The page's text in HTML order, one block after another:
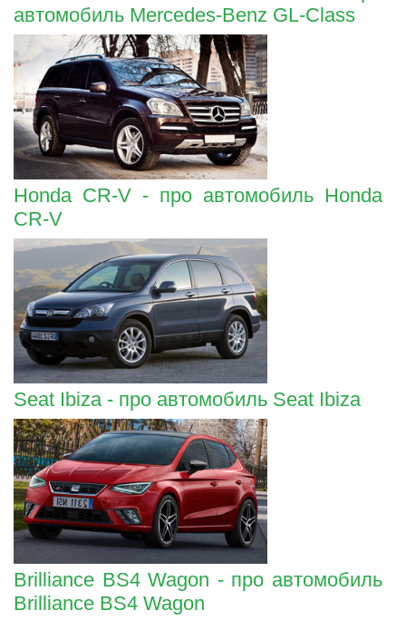
автомобиль Mercedes-Benz GL-Class
Honda CR-V - про автомобиль Honda
CR-V
Seat Ibiza - про автомобиль Seat Ibiza
Brilliance BS4 Wagon - про автомобиль
Brilliance BS4 Wagon